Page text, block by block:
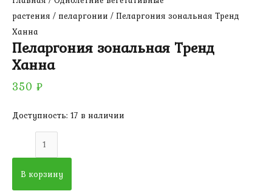
растения / пеларгонии / Пеларгония зональная Тренд
Ханна
Пеларгония зональная Тренд
Ханна
350 ₽
Доступность: 17 в наличии
Количество
товара
Пеларгония
В корзину